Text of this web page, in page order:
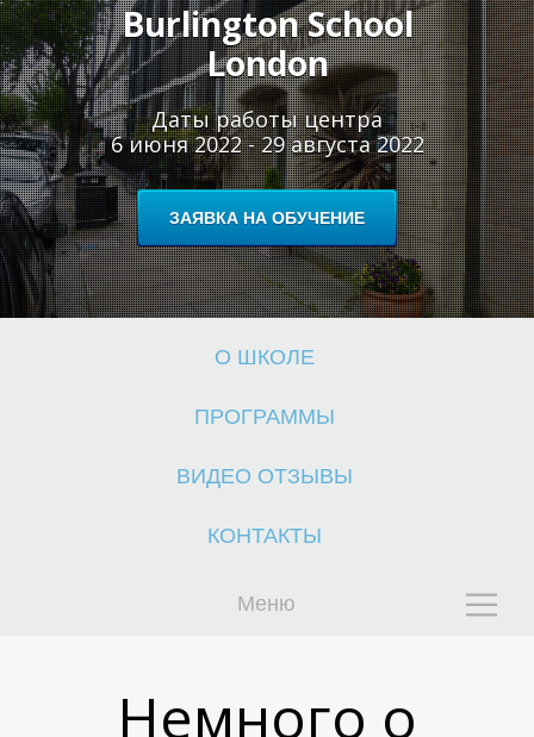
Burlington School
London
Даты работы центра
6 июня 2022 - 29 августа 2022
ЗАЯВКА НА ОБУЧЕНИЕ
О ШКОЛЕ
ПРОГРАММЫ
ВИДЕО ОТЗЫВЫ
КОНТАКТЫ
Меню
Ш
Немного о
Ш